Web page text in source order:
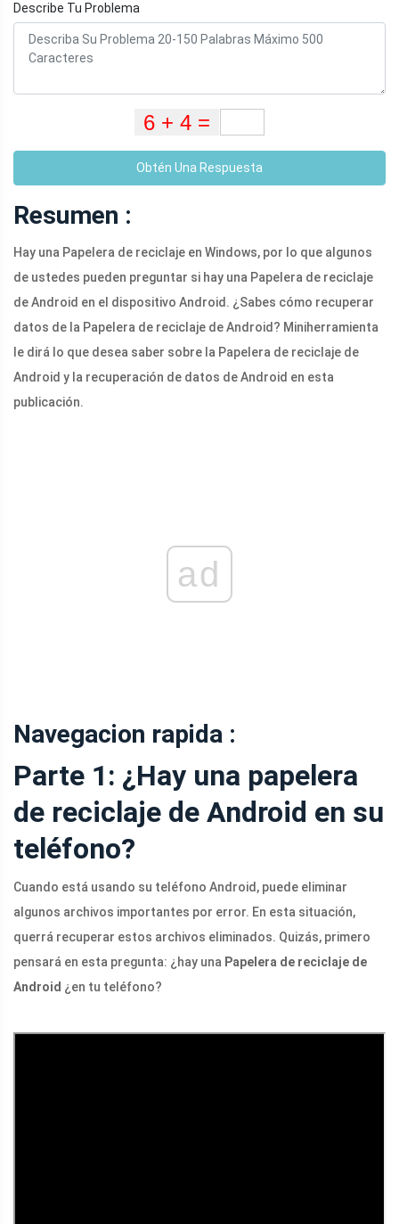
Describe Tu Problema
Obtén Una Respuesta
Resumen :
Hay una Papelera de reciclaje en Windows, por lo que algunos
de ustedes pueden preguntar si hay una Papelera de reciclaje
de Android en el dispositivo Android. ¿Sabes cómo recuperar
datos de la Papelera de reciclaje de Android? Miniherramienta
le dirá lo que desea saber sobre la Papelera de reciclaje de
Android y la recuperación de datos de Android en esta
publicación.
ad
Navegacion rapida :
Parte 1: ¿Hay una papelera
de reciclaje de Android en su
teléfono?
Cuando está usando su teléfono Android, puede eliminar
algunos archivos importantes por error. En esta situación,
querrá recuperar estos archivos eliminados. Quizás, primero
pensará en esta pregunta: ¿hay una Papelera de reciclaje de
Android ¿en tu teléfono?